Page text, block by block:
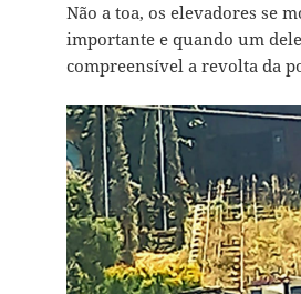
Não a toa, os elevadores se
importante e quando um
compreensível a revolta da